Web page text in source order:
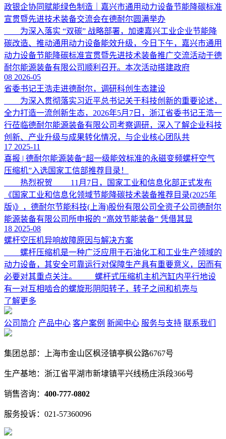
政银企协同赋能绿色制造｜嘉兴市通用动力设备节能降碳标准
宣贯暨先进技术装备交流会在德耐尔圆满举办
为深入落实 “双碳” 战略部署，加速嘉兴工业企业节能降
碳改造、推动通用动力设备能效升级，今日下午，嘉兴市通用
动力设备节能降碳标准宣贯暨先进技术装备推广交流活动于德
耐尔能源装备有限公司顺利召开。本次活动搭建政府
08 2026-05
省委书记王浩走进德耐尔，调研科创生态建设
为深入贯彻落实习近平总书记关于科技创新的重要论述，
全力打造一流创新生态，2026年5月7日，浙江省委书记王浩一
行莅临德耐尔能源装备有限公司考察调研，深入了解企业科技
创新、产业升级与成果转化情况，与企业核心团队共
17 2025-11
喜报 | 德耐尔能源装备“超一级能效标准的永磁变频螺杆空气
压缩机”入选国家工信部推荐目录！
热烈祝贺 11月7日，国家工业和信息化部正式发布
《国家工业和信息化领域节能降碳技术装备推荐目录(2025年
版)》，德耐尔节能科技(上海)股份有限公司全资子公司德耐尔
能源装备有限公司所申报的 “高效节能装备” 凭借其显
18 2025-08
螺杆空压机异响故障原因与解决方案
螺杆压缩机是一种广泛应用于石油化工和工业生产领域的
动力设备，其安全可靠运行对保障生产具有重要意义，因而有
必要对其重点关注。 螺杆式压缩机主机汽缸内平行地设
有一对互相啮合的螺旋形阴阳转子，转子之间和机壳与
了解更多
公司简介 产品中心 客户案例 新闻中心 服务与支持 联系我们
集团总部：上海市金山区枫泾镇亭枫公路6767号
生产基地：浙江省平湖市新埭镇平兴线杨庄浜段366号
销售咨询： 400-777-0802
服务投诉：021-57360096